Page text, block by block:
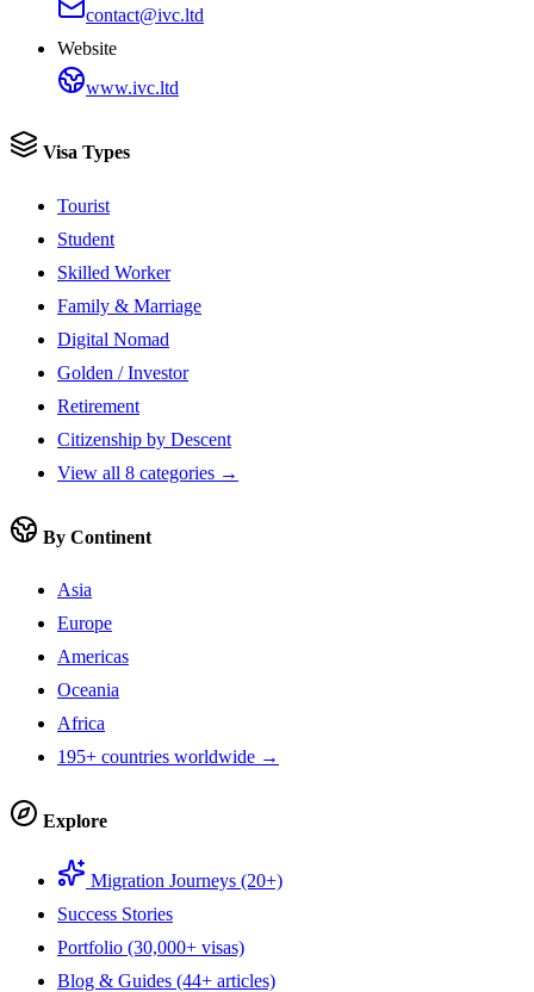
contact@ivc.ltd
Website
www.ivc.ltd
Visa Types
Tourist
Student
Skilled Worker
Family & Marriage
Digital Nomad
Golden / Investor
Retirement
Citizenship by Descent
View all 8 categories →
By Continent
Asia
Europe
Americas
Oceania
Africa
195+ countries worldwide →
Explore
Migration Journeys (20+)
Success Stories
Portfolio (30,000+ visas)
Blog & Guides (44+ articles)